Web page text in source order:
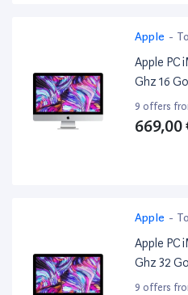
Apple -
Apple PC
Ghz 16
Argent
9 offers
669,00
Apple -
Apple PC
Ghz 32
Argent
9 offers